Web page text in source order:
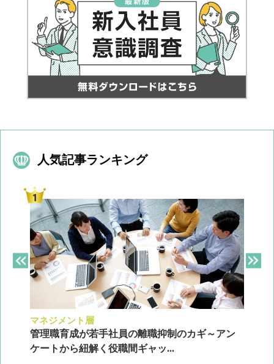
人気記事ランキング
マネジメント層
管理職育成が若手社員の離職抑制のカギ～アン
ケートから紐解く役職間ギャッ...